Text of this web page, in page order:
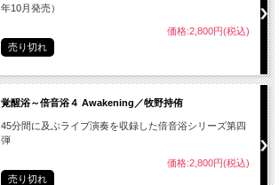
年10月発売）
価格:2,800円(税込)
売り切れ
覚醒浴～倍音浴４ Awakening／牧野持侑
45分間に及ぶライブ演奏を収録した倍音浴シリーズ第四
弾
価格:2,800円(税込)
売り切れ